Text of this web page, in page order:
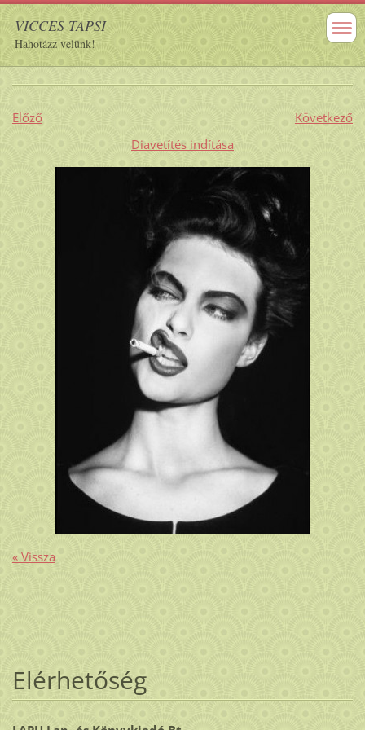
VICCES TAPSI
Hahotázz velünk!
Előző
Következő
Diavetítés indítása
« Vissza
Elérhetőség